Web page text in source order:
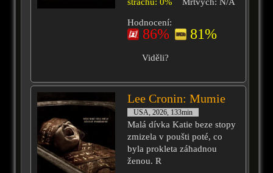
Hodnocení:
86% 81%
Viděli?
Lee Cronin: Mumie
USA, 2026, 133min
Malá dívka Katie beze stopy
zmizela v poušti poté, co
byla prokleta záhadnou
ženou. R